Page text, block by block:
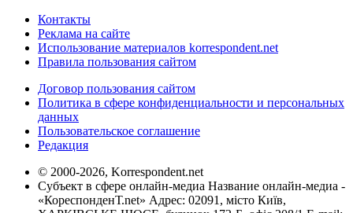
Контакты
Реклама на сайте
Использование материалов korrespondent.net
Правила пользования сайтом
Договор пользования сайтом
Политика в сфере конфиденциальности и персональных
данных
Пользовательское соглашение
Редакция
© 2000-2026, Korrespondent.net
Субъект в сфере онлайн-медиа Название онлайн-медиа -
«КореспонденТ.net» Адрес: 02091, місто Київ,